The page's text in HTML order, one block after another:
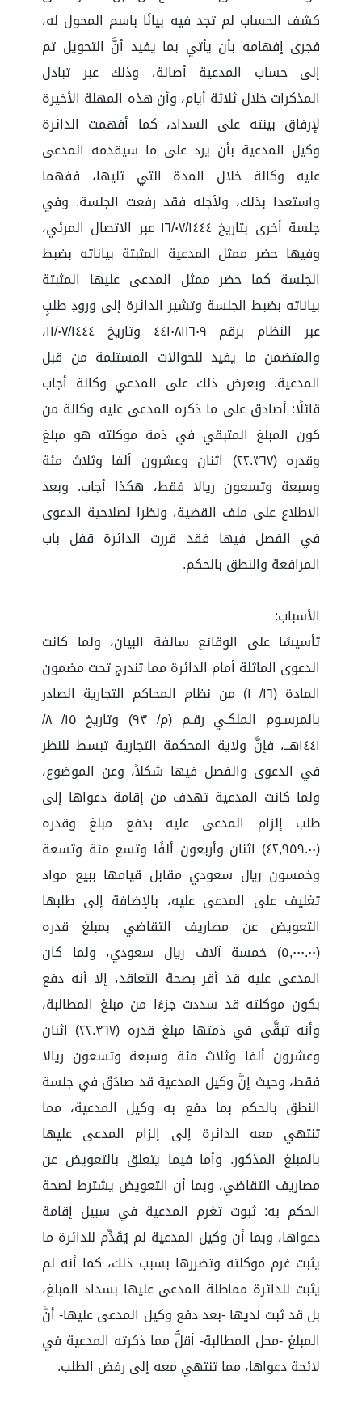
كشف الحساب لم تجد فيه بيانًا باسم المحول له،
فجرى إفهامه بأن يأتي بما يفيد أنَّ التحويل تم
إلى حساب المدعية أصالة، وذلك عبر تبادل
المذكرات خلال ثلاثة أيام، وأن هذه المهلة الأخيرة
لإرفاق بينته على السداد، كما أفهمت الدائرة
وكيل المدعية بأن يرد على ما سيقدمه المدعى
عليه وكالة خلال المدة التي تليها، ففهما
واستعدا بذلك، ولأجله فقد رفعت الجلسة. وفي
جلسة أخرى بتاريخ ١٦/٠٧/١٤٤٤ عبر الاتصال المرئي،
وفيها حضر ممثل المدعية المثبتة بياناته بضبط
الجلسة كما حضر ممثل المدعى عليها المثبتة
بياناته بضبط الجلسة وتشير الدائرة إلى ورودِ طلبٍ
عبر النظام برقم ٤٤١٠٨١١٦٠٩ وتاريخ ١١/٠٧/١٤٤٤،
والمتضمن ما يفيد للحوالات المستلمة من قبل
المدعية. وبعرض ذلك على المدعي وكالة أجاب
قائلًا: أصادق على ما ذكره المدعى عليه وكالة من
كون المبلغ المتبقي في ذمة موكلته هو مبلغ
وقدره (٢٢.٣٦٧) اثنان وعشرون ألفا وثلاث مئة
وسبعة وتسعون ريالا فقط، هكذا أجاب. وبعد
الاطلاع على ملف القضية، ونظرا لصلاحية الدعوى
في الفصل فيها فقد قررت الدائرة قفل باب
المرافعة والنطق بالحكم.
الأسباب:
تأسيسًا على الوقائع سالفة البيان، ولما كانت
الدعوى الماثلة أمام الدائرة مما تندرج تحت مضمون
المادة (١٦/ ١) من نظام المحاكم التجارية الصادر
بالمرسـوم الملكـي رقـم (م/ ٩٣) وتاريخ ١٥/ ٨/
١٤٤١هــ، فإنَّ ولاية المحكمة التجارية تبسط للنظر
في الدعوى والفصل فيها شكلاً، وعن الموضوع،
ولما كانت المدعية تهدف من إقامة دعواها إلى
طلب إلزام المدعى عليه بدفع مبلغ وقدره
(٤٢,٩٥٩.٠٠) اثنان وأربعون ألفًا وتسع مئة وتسعة
وخمسون ريال سعودي مقابل قيامها ببيع مواد
تغليف على المدعى عليه، بالإضافة إلى طلبها
التعويض عن مصاريف التقاضي بمبلغ قدره
(٥,٠٠٠.٠٠) خمسة آلاف ريال سعودي، ولما كان
المدعى عليه قد أقر بصحة التعاقد، إلا أنه دفع
بكون موكلته قد سددت جزءًا من مبلغ المطالبة،
وأنه تبقَّى في ذمتها مبلغ قدره (٢٢.٣٦٧) اثنان
وعشرون ألفا وثلاث مئة وسبعة وتسعون ريالا
فقط، وحيث إنَّ وكيل المدعية قد صادَقَ في جلسة
النطق بالحكم بما دفع به وكيل المدعية، مما
تنتهي معه الدائرة إلى إلزام المدعى عليها
بالمبلغ المذكور. وأما فيما يتعلق بالتعويض عن
مصاريف التقاضي، وبما أن التعويض يشترط لصحة
الحكم به: ثبوت تغرم المدعية في سبيل إقامة
دعواها، وبما أن وكيل المدعية لم يُقَدِّم للدائرة ما
يثبت غرم موكلته وتضررها بسبب ذلك، كما أنه لم
يثبت للدائرة مماطلة المدعى عليها بسداد المبلغ،
بل قد ثبت لديها -بعد دفع وكيل المدعى عليها- أنَّ
المبلغ -محل المطالبة- أقلُّ مما ذكرته المدعية في
لائحة دعواها، مما تنتهي معه إلى رفض الطلب.